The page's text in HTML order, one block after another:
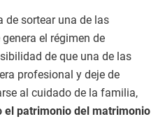
de sortear una de las
el régimen de
de que una de las
profesional y deje de
al cuidado de la familia,
el patrimonio del matrimonio